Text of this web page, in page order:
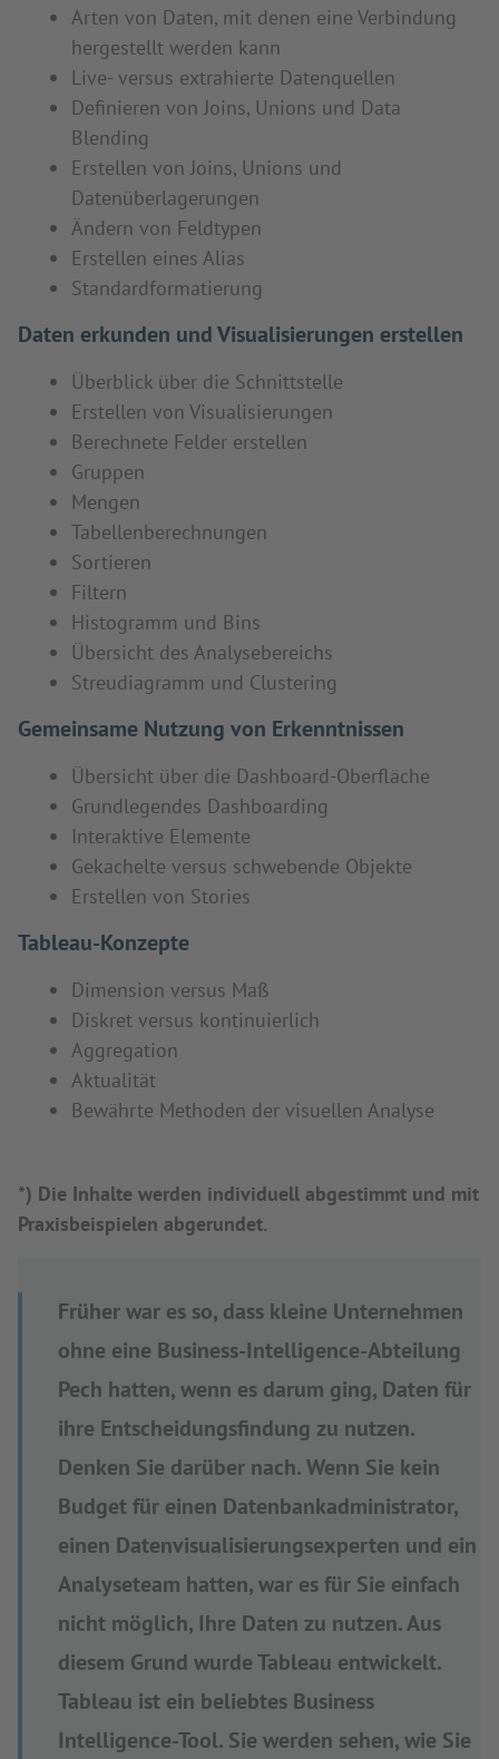
Arten von Daten, mit denen eine Verbindung
hergestellt werden kann
Live- versus extrahierte Datenquellen
Definieren von Joins, Unions und Data
Blending
Erstellen von Joins, Unions und
Datenüberlagerungen
Ändern von Feldtypen
Erstellen eines Alias
Standardformatierung
Daten erkunden und Visualisierungen erstellen
Überblick über die Schnittstelle
Erstellen von Visualisierungen
Berechnete Felder erstellen
Gruppen
Mengen
Tabellenberechnungen
Sortieren
Filtern
Histogramm und Bins
Übersicht des Analysebereichs
Streudiagramm und Clustering
Gemeinsame Nutzung von Erkenntnissen
Übersicht über die Dashboard-Oberfläche
Grundlegendes Dashboarding
Interaktive Elemente
Gekachelte versus schwebende Objekte
Erstellen von Stories
Tableau-Konzepte
Dimension versus Maß
Diskret versus kontinuierlich
Aggregation
Aktualität
Bewährte Methoden der visuellen Analyse
*) Die Inhalte werden individuell abgestimmt und mit
Praxisbeispielen abgerundet.
Früher war es so, dass kleine Unternehmen
ohne eine Business-Intelligence-Abteilung
Pech hatten, wenn es darum ging, Daten für
ihre Entscheidungsfindung zu nutzen.
Denken Sie darüber nach. Wenn Sie kein
Budget für einen Datenbankadministrator,
einen Datenvisualisierungsexperten und ein
Analyseteam hatten, war es für Sie einfach
nicht möglich, Ihre Daten zu nutzen. Aus
diesem Grund wurde Tableau entwickelt.
Tableau ist ein beliebtes Business
Intelligence-Tool. Sie werden sehen, wie Sie